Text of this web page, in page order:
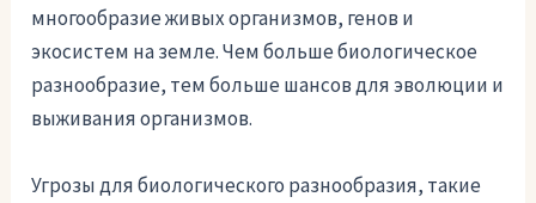
многообразие живых организмов, генов и
экосистем на земле. Чем больше биологическое
разнообразие, тем больше шансов для эволюции и
выживания организмов.
Угрозы для биологического разнообразия, такие